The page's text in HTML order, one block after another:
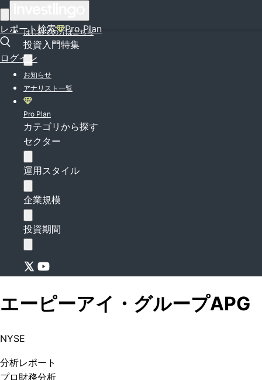
レポート検索 Pro Plan
ログイン
はじめての方はこちら
投資入門特集
お知らせ
アナリスト一覧
Pro Plan
カテゴリから探す
セクター
運用スタイル
企業規模
投資期間
エーピーアイ・グループAPG
NYSE
分析レポート
プロ 財務分析